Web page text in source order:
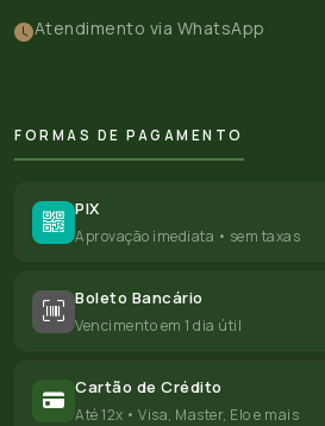
Atendimento via WhatsApp
FORMAS DE PAGAMENTO
PIX
Aprovação imediata • sem taxas
Boleto Bancário
Vencimento em 1 dia útil
Cartão de Crédito
Até 12x • Visa, Master, Elo e mais